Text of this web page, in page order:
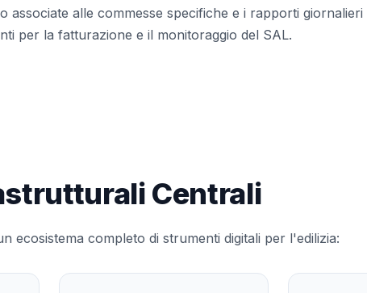
associate alle commesse specifiche e i rapporti giornalieri
per la fatturazione e il monitoraggio del SAL.
Centrali
ecosistema completo di strumenti digitali per l'edilizia: